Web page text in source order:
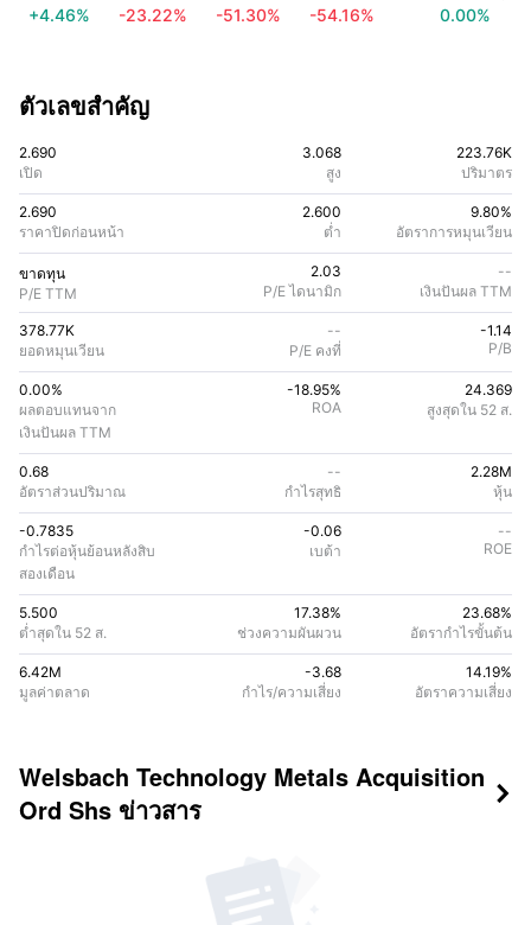
+4.46%
-23.22%
-51.30%
-54.16%
0.00%
ตัวเลขสำคัญ
2.690
เปิด
3.068
สูง
223.76K
ปริมาตร
ขาดทุน
P/E TTM
2.03
P/E ไดนามิก
--
เงินปันผล TTM
9.80%
อัตราการหมุนเวียน
2.690
ราคาปิดก่อนหน้า
2.600
ต่ำ
378.77K
ยอดหมุนเวียน
--
P/E คงที่
-1.14
P/B
0.00%
ผลตอบแทนจาก
เงินปันผล TTM
-18.95%
ROA
24.369
สูงสุดใน 52 ส.
0.68
อัตราส่วนปริมาณ
--
กําไรสุทธิ
2.28M
หุ้น
-0.7835
กําไรต่อหุ้นย้อนหลังสิบ
สองเดือน
-0.06
เบต้า
--
ROE
5.500
ต่ำสุดใน 52 ส.
17.38%
ช่วงความผันผวน
23.68%
อัตรากําไรขั้นต้น
6.42M
มูลค่าตลาด
-3.68
กำไร/ความเสี่ยง
14.19%
อัตราความเสี่ยง
Welsbach Technology Metals Acquisition
Ord Shs ข่าวสาร 